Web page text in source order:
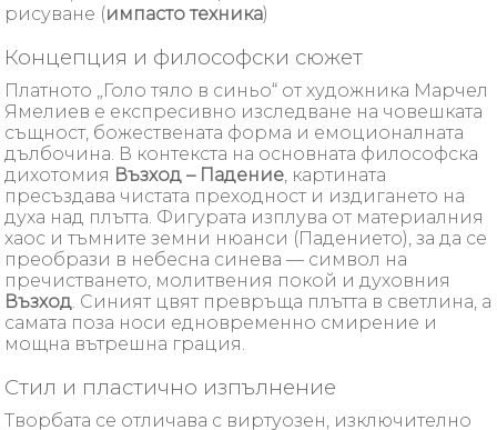
рисуване (импасто техника)
Концепция и философски сюжет
Платното „Голо тяло в синьо“ от художника Марчел
Ямелиев е експресивно изследване на човешката
същност, божествената форма и емоционалната
дълбочина. В контекста на основната философска
дихотомия Възход – Падение, картината
пресъздава чистата преходност и издигането на
духа над плътта. Фигурата изплува от материалния
хаос и тъмните земни нюанси (Падението), за да се
преобрази в небесна синева — символ на
пречистването, молитвения покой и духовния
Възход. Синият цвят превръща плътта в светлина, а
самата поза носи едновременно смирение и
мощна вътрешна грация.
Стил и пластично изпълнение
Творбата се отличава с виртуозен, изключително